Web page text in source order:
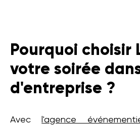
Pourquoi choisir
votre soirée
d'entreprise ?
Avec l'agence